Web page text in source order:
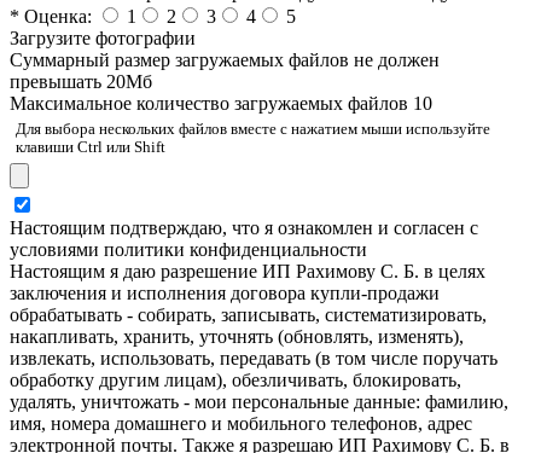
* Оценка: 1 2 3 4
5
Загрузите фотографии
Cуммарный размер загружаемых файлов не должен
превышать 20Мб
Максимальное количество загружаемых файлов 10
Для выбора нескольких файлов вместе с нажатием мыши используйте
клавиши Ctrl или Shift
Настоящим подтверждаю, что я ознакомлен и согласен с
условиями политики конфиденциальности
Настоящим я даю разрешение ИП Рахимову С. Б. в целях
заключения и исполнения договора купли-продажи
обрабатывать - собирать, записывать, систематизировать,
накапливать, хранить, уточнять (обновлять, изменять),
извлекать, использовать, передавать (в том числе поручать
обработку другим лицам), обезличивать, блокировать,
удалять, уничтожать - мои персональные данные: фамилию,
имя, номера домашнего и мобильного телефонов, адрес
электронной почты. Также я разрешаю ИП Рахимову С. Б. в